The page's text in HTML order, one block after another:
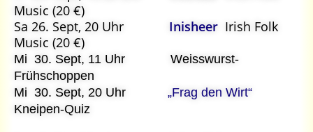
Music (20 €)
Sa 26. Sept, 20 Uhr Inisheer Irish Folk
Music (20 €)
Mi 30. Sept, 11 Uhr Weisswurst-
Frühschoppen
Mi 30. Sept, 20 Uhr „Frag den Wirt“
Kneipen-Quiz